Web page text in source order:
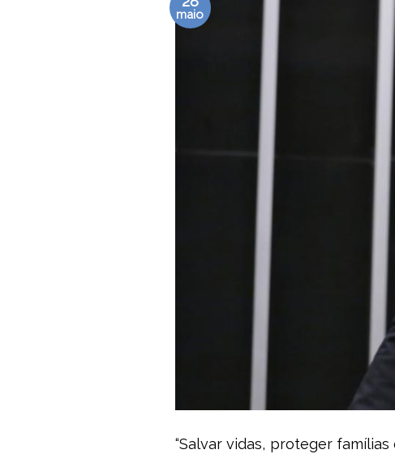
maio
“Salvar vidas, proteger